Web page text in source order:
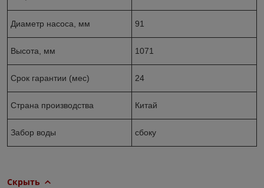
Диаметр насоса, мм 91
Высота, мм 1071
Срок гарантии (мес) 24
Страна производства Китай
Забор воды сбоку
Скрыть